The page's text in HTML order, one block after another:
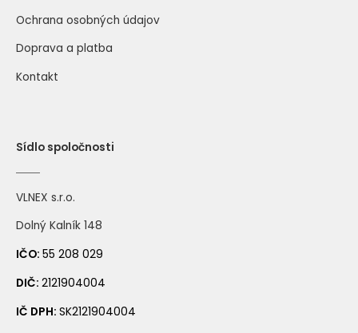
Ochrana osobných údajov
Doprava a platba
Kontakt
Sídlo spoločnosti
VLNEX s.r.o.
Dolný Kalník 148
IČO: 55 208 029
DIČ: 2121904004
IČ DPH: SK2121904004